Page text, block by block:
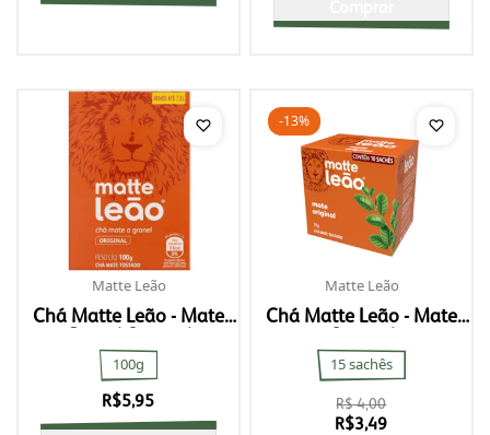
Matte Leão
Chá Matte Leão - Mate
Granel Original
100g
R$5,95
Matte Leão
Chá Matte Leão - Mate
Original
15 sachês
-13%
R$3,49
R$ 4,00